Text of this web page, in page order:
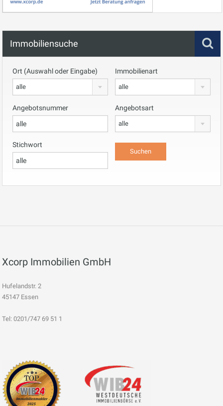
Immobiliensuche
Ort (Auswahl oder Eingabe)
alle
Immobilienart
alle
Angebotsnummer Angebotsart
alle
Stichwort
Xcorp Immobilien GmbH
Hufelandstr. 2
45147 Essen
Tel: 0201/747 69 51 1